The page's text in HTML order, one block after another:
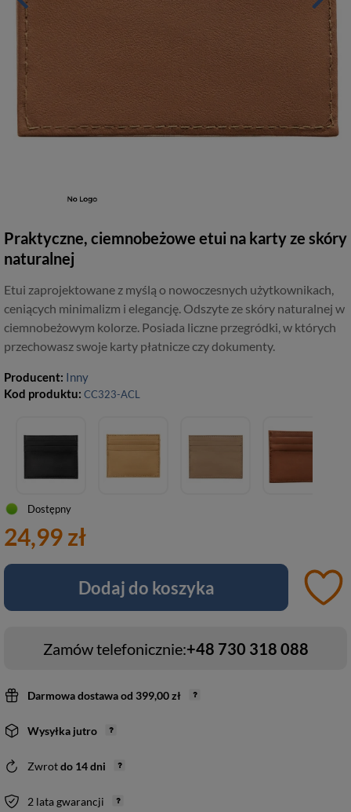
Praktyczne, ciemnobeżowe etui na karty ze skóry
naturalnej
Etui zaprojektowane z myślą o nowoczesnych użytkownikach,
ceniących minimalizm i elegancję. Odszyte ze skóry naturalnej w
ciemnobeżowym kolorze. Posiada liczne przegródki, w których
przechowasz swoje karty płatnicze czy dokumenty.
Producent: Inny
Kod produktu: CC323-ACL
Dostępny
24,99 zł
Dodaj do koszyka
Zamów telefonicznie:+48 730 318 088
Darmowa dostawaod 399,00 zł
Wysyłka jutro
Zwrotdo 14dni
2 lata gwarancji